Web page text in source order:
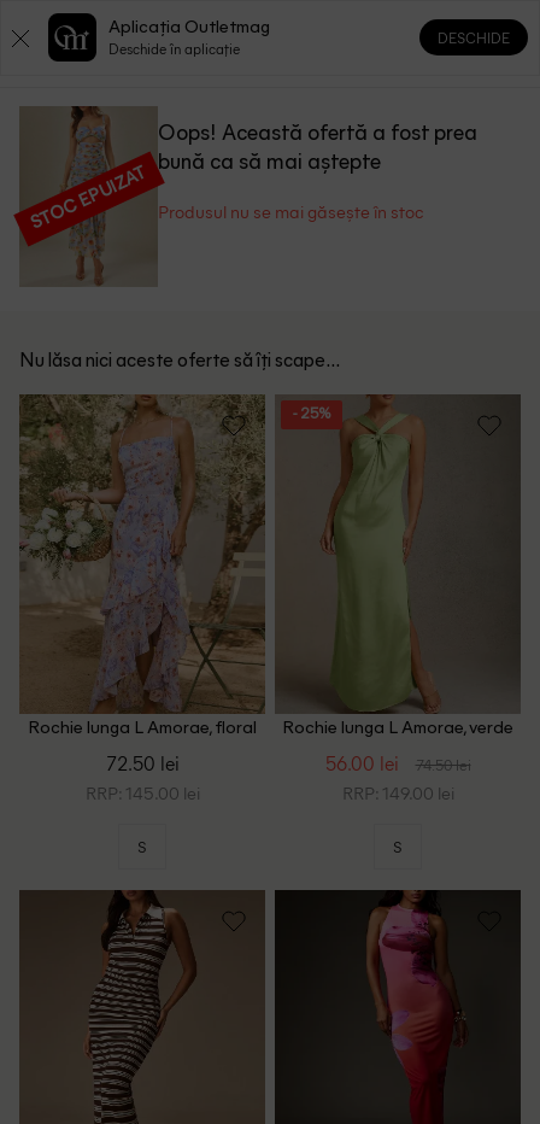
0 0
STOC EPUIZAT
Oops! Această ofertă a fost prea
bună ca să mai aștepte
Produsul nu se mai găsește în stoc
Nu lăsa nici aceste oferte să îți scape...
Rochie lunga L Amorae, floral
72.50 lei
RRP: 145.00 lei
S
- 25%
Rochie lunga L Amorae, verde
56.00 lei 74.50 lei
RRP: 149.00 lei
S
Aplicația Outletmag
Deschide în aplicație
DESCHIDE